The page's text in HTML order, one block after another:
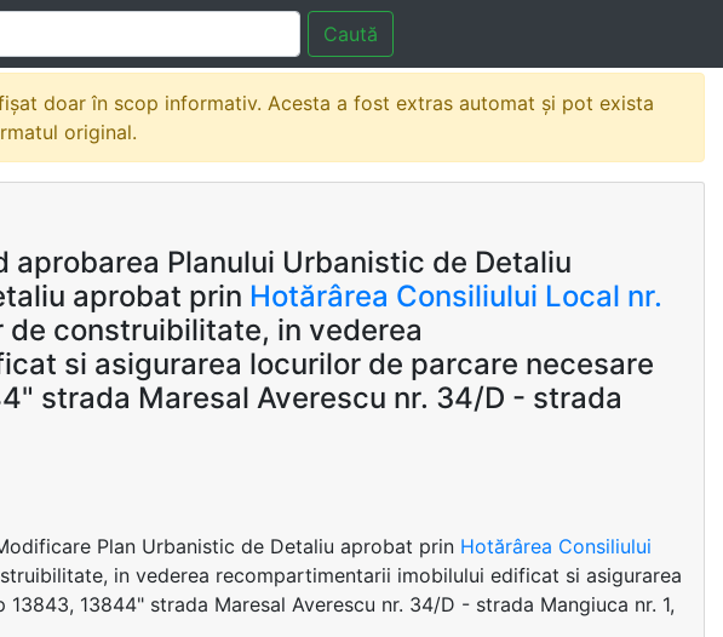
Caută
doar în scop informativ. Acesta a fost extras automat și pot exista
original.
Planului Urbanistic de Detaliu
aprobat prin Hotărârea Consiliului Local nr.
construibilitate, in vederea
si asigurarea locurilor de parcare necesare
strada Maresal Averescu nr. 34/D - strada
Plan Urbanistic de Detaliu aprobat prin Hotărârea Consiliului
in vederea recompartimentarii imobilului edificat si asigurarea
13844" strada Maresal Averescu nr. 34/D - strada Mangiuca nr. 1,